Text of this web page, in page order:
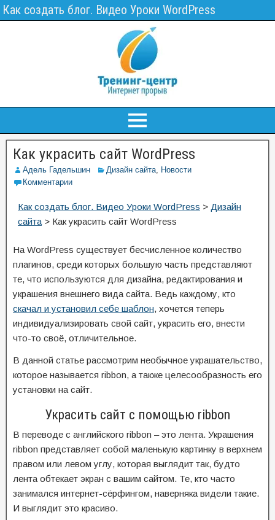
Как создать блог. Видео Уроки WordPress
Как украсить сайт WordPress
Адель Гадельшин Дизайн сайта, Новости
Комментарии
Как создать блог. Видео Уроки WordPress > Дизайн
сайта > Как украсить сайт WordPress
На WordPress существует бесчисленное количество
плагинов, среди которых большую часть представляют
те, что используются для дизайна, редактирования и
украшения внешнего вида сайта. Ведь каждому, кто
скачал и установил себе шаблон, хочется теперь
индивидуализировать свой сайт, украсить его, внести
что-то своё, отличительное.
В данной статье рассмотрим необычное украшательство,
которое называется ribbon, а также целесообразность его
установки на сайт.
Украсить сайт с помощью ribbon
В переводе с английского ribbon – это лента. Украшения
ribbon представляет собой маленькую картинку в верхнем
правом или левом углу, которая выглядит так, будто
лента обтекает экран с вашим сайтом. Те, кто часто
занимался интернет-сёрфингом, наверняка видели такие.
И выглядит это красиво.